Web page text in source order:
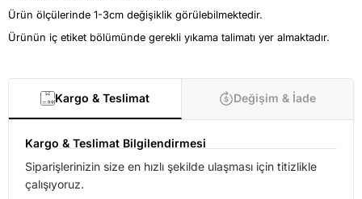
Ürün ölçülerinde 1-3cm değişiklik görülebilmektedir.
Ürünün iç etiket bölümünde gerekli yıkama talimatı yer almaktadır.
Kargo & Teslimat Değişim & İade
Kargo & Teslimat Bilgilendirmesi
Siparişlerinizin size en hızlı şekilde ulaşması için titizlikle
çalışıyoruz.